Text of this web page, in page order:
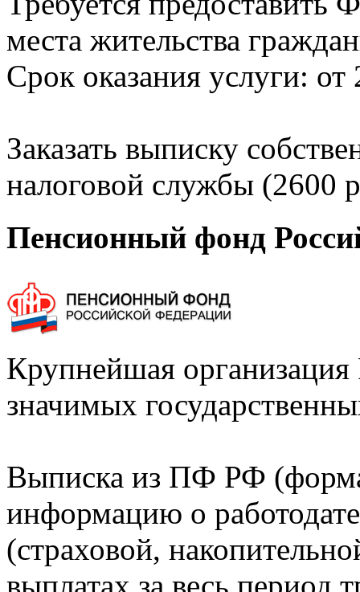
места жительства
Срок оказания услуги: от
Заказать выписку
налоговой службы (2600
Пенсионный фонд
Крупнейшая
значимых
Выписка из ПФ РФ
информацию о
(страховой,
выплатах за весь период